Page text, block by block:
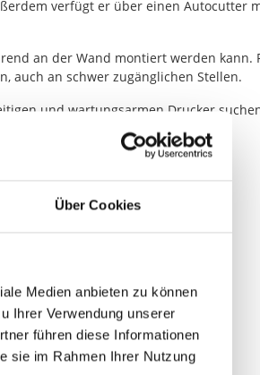
Über Cookies
Medien anbieten zu können
Ihrer Verwendung unserer
führen diese Informationen
sie im Rahmen Ihrer Nutzung
verfügt er über einen Autocutter
an der Wand montiert werden kann.
auch an schwer zugänglichen Stellen.
und wartungsarmen Drucker